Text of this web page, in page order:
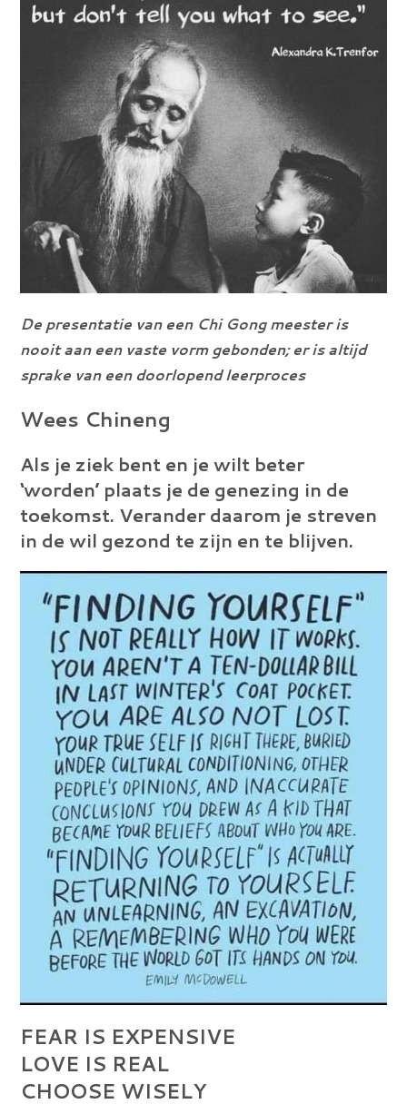
De presentatie van een Chi Gong meester is
nooit aan een vaste vorm gebonden; er is altijd
sprake van een doorlopend leerproces
Wees Chineng
Als je ziek bent en je wilt beter
‘worden’ plaats je de genezing in de
toekomst. Verander daarom je streven
in de wil gezond te zijn en te blijven.
FEAR IS EXPENSIVE
LOVE IS REAL
CHOOSE WISELY